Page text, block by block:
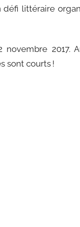
littéraire
novembre
sont courts !